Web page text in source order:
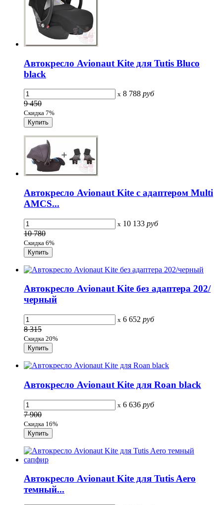
Автокресло Avionaut Kite для Tutis Bluco
black
x 8 788 руб
9 450
Скидка 7%
Автокресло Avionaut Kite с адаптером Multi
AMCS...
x 10 133 руб
10 780
Скидка 6%
Автокресло Avionaut Kite без адаптера 202/
черный
x 6 652 руб
8 315
Скидка 20%
Автокресло Avionaut Kite для Roan black
x 6 636 руб
7 900
Скидка 16%
Автокресло Avionaut Kite для Tutis Aero
темный...